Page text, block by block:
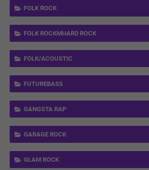
FOLK ROCK
FOLK ROCKMHARD ROCK
FOLK/ACOUSTIC
FUTUREBASS
GANGSTA RAP
GARAGE ROCK
GLAM ROCK